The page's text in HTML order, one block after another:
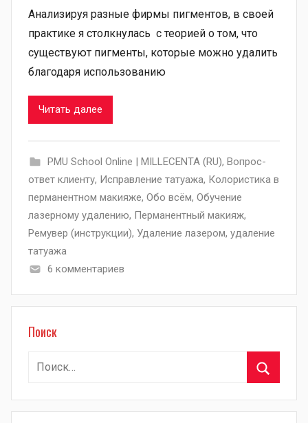
Анализируя разные фирмы пигментов, в своей
практике я столкнулась с теорией о том, что
существуют пигменты, которые можно удалить
благодаря использованию
Читать далее
PMU School Online | MILLECENTA (RU), Вопрос-
ответ клиенту, Исправление татуажа, Колористика в
перманентном макияже, Обо всём, Обучение
лазерному удалению, Перманентный макияж,
Ремувер (инструкции), Удаление лазером, удаление
татуажа
6 комментариев
Поиск
Найти: